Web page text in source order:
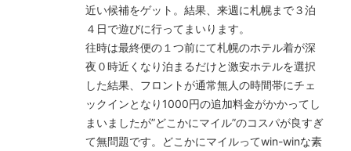
近い候補をゲット。結果、来週に札幌まで３泊
４日で遊びに行ってまいります。
往時は最終便の１つ前にて札幌のホテル着が深
夜０時近くなり泊まるだけと激安ホテルを選択
した結果、フロントが通常無人の時間帯にチェ
ックインとなり1000円の追加料金がかかってし
まいましたが”どこかにマイル”のコスパが良すぎ
て無問題です。どこかにマイルってwin-winな素